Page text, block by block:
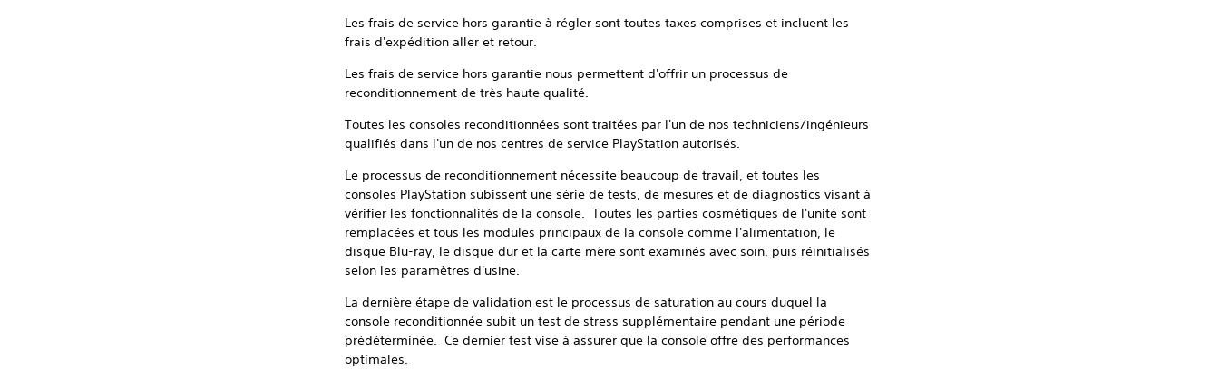
Les frais de service hors garantie à régler sont toutes taxes comprises et incluent les
frais d'expédition aller et retour.
Les frais de service hors garantie nous permettent d'offrir un processus de
reconditionnement de très haute qualité.
Toutes les consoles reconditionnées sont traitées par l'un de nos techniciens/ingénieurs
qualifiés dans l'un de nos centres de service PlayStation autorisés.
Le processus de reconditionnement nécessite beaucoup de travail, et toutes les
consoles PlayStation subissent une série de tests, de mesures et de diagnostics visant à
vérifier les fonctionnalités de la console. Toutes les parties cosmétiques de l'unité sont
remplacées et tous les modules principaux de la console comme l'alimentation, le
disque Blu-ray, le disque dur et la carte mère sont examinés avec soin, puis réinitialisés
selon les paramètres d'usine.
La dernière étape de validation est le processus de saturation au cours duquel la
console reconditionnée subit un test de stress supplémentaire pendant une période
prédéterminée. Ce dernier test vise à assurer que la console offre des performances
optimales.